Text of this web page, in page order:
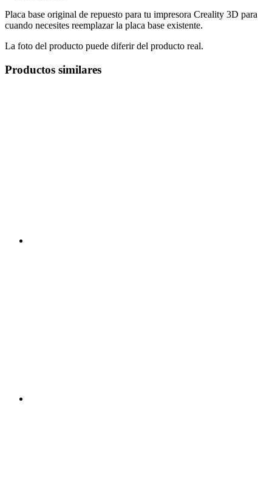
Placa base original de repuesto para tu impresora Creality 3D para
cuando necesites reemplazar la placa base existente.
La foto del producto puede diferir del producto real.
Productos similares